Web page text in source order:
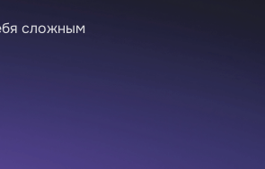
сложным